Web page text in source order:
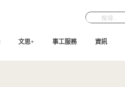
文思+ 事工服務 資訊